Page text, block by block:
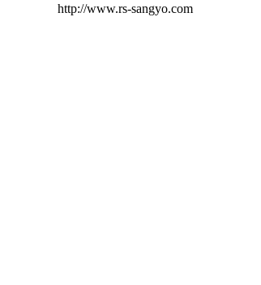
http://www.rs-sangyo.com